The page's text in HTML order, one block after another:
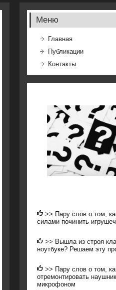
Меню
Главная
Публикации
Контакты
>> Пару слов о том,
силами починить
>> Вышла из строя
ноутбуке? Решаем эту
>> Пару слов о том,
отремонтировать
микрофоном